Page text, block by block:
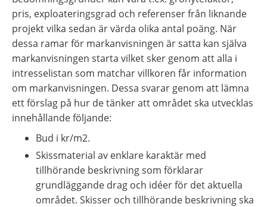
pris, exploateringsgrad och referenser från liknande
projekt vilka sedan är värda olika antal poäng. När
dessa ramar för markanvisningen är satta kan själva
markanvisningen starta vilket sker genom att alla i
intresselistan som matchar villkoren får information
om markanvisningen. Dessa svarar genom att lämna
ett förslag på hur de tänker att området ska utvecklas
innehållande följande:
Bud i kr/m2.
Skissmaterial av enklare karaktär med
tillhörande beskrivning som förklarar
grundläggande drag och idéer för det aktuella
området. Skisser och tillhörande beskrivning ska